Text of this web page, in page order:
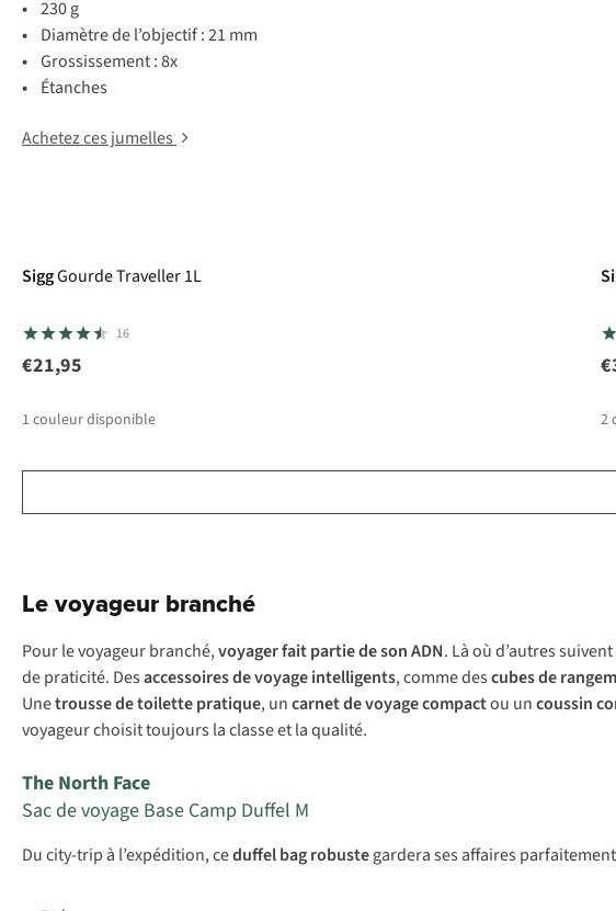
• 230 g
• Diamètre de l’objectif : 21 mm
• Grossissement : 8x
• Étanches
Achetez ces jumelles
SiggGourde Traveller 1L
16
€21,95
1 couleur disponible 2
Le voyageur branché
Pour le voyageur branché,voyager fait partie de son ADN. Là où d’autres
de praticité. Desaccessoires de voyage intelligents, comme descubes de
Unetrousse de toilette pratique, uncarnet de voyage compactou uncoussin
voyageur choisit toujours la classe et la qualité.
The North Face
Sac de voyage Base Camp Duffel M
Du city-trip à l’expédition, ceduffel bag robustegardera ses affaires